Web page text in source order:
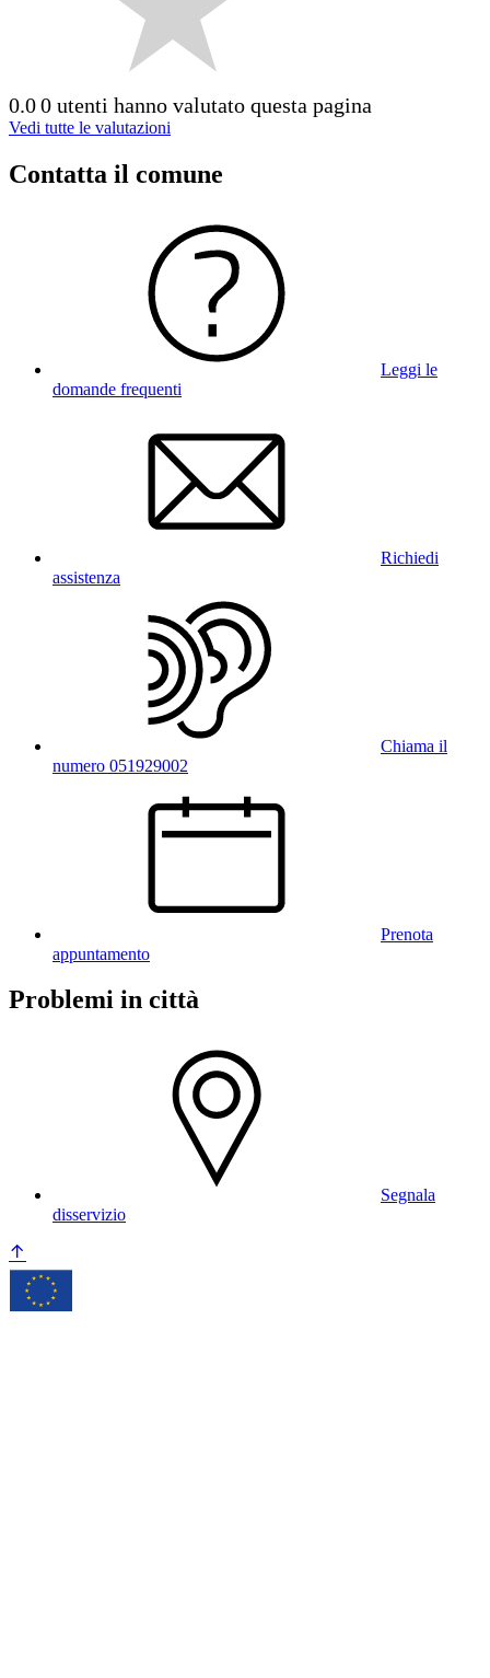
0.00 utenti hanno valutato questa pagina
Vedi tutte le valutazioni
Contatta il comune
Leggi le
domande frequenti
Richiedi
assistenza
Chiama il
numero 051929002
Prenota
appuntamento
Problemi in città
Segnala
disservizio